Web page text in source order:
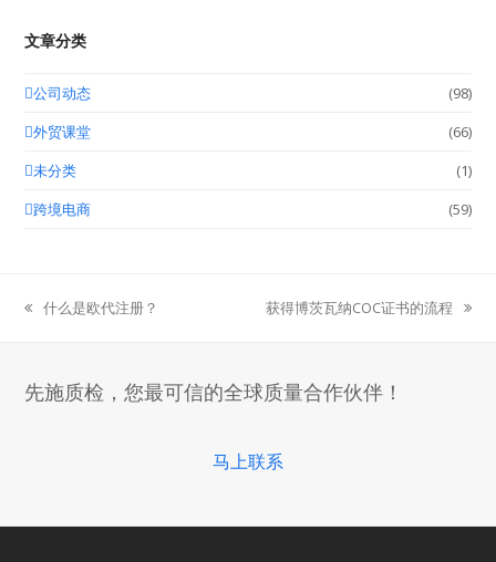
文章分类
公司动态
(98)
外贸课堂
(66)
未分类
(1)
跨境电商
(59)
previous
什么是欧代注册？
next
获得博茨瓦纳COC证书的流程
先施质检，您最可信的全球质量合作伙伴！
马上联系